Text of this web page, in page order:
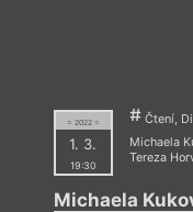
= 2022 =
1. 3.
19:30
Čtení,
Michaela
Tereza
Michaela